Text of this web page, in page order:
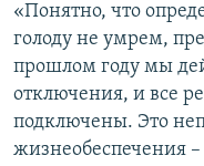
«Понятно, что
голоду не умрем,
прошлом году мы
отключения, и все
подключены. Это
жизнеобеспечения